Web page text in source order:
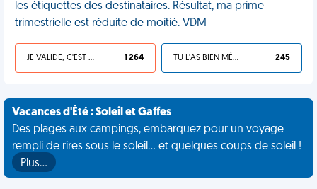
les étiquettes des destinataires. Résultat, ma prime
trimestrielle est réduite de moitié. VDM
JE VALIDE, C'EST UNE VDM 1 264 TU L'AS BIEN MÉRITÉ 245
Vacances d'Été : Soleil et Gaffes
Des plages aux campings, embarquez pour un voyage
rempli de rires sous le soleil... et quelques coups de soleil !
Plus…